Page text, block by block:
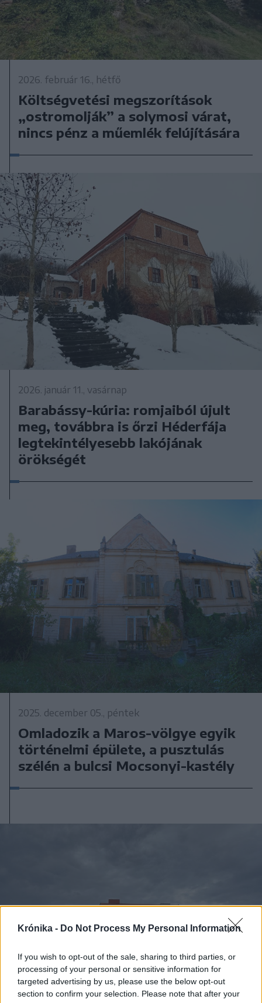
Krónika - Do Not Process My Personal Information
If you wish to opt-out of the sale, sharing to third parties, or
processing of your personal or sensitive information for
targeted advertising by us, please use the below opt-out
section to confirm your selection. Please note that after your
2026. február 16., hétfő
Költségvetési megszorítások
„ostromolják” a solymosi várat,
nincs pénz a műemlék felújítására
2026. január 11., vasárnap
Barabássy-kúria: romjaiból újult
meg, továbbra is őrzi Héderfája
legtekintélyesebb lakójának
örökségét
2025. december 05., péntek
Omladozik a Maros-völgye egyik
történelmi épülete, a pusztulás
szélén a bulcsi Mocsonyi-kastély